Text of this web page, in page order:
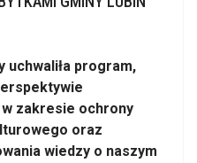
uchwaliła program,
zakresie ochrony
oraz
wiedzy o naszym